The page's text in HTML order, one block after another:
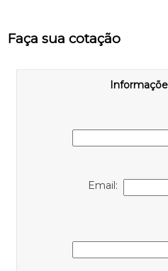
Faça sua cotação
Email: